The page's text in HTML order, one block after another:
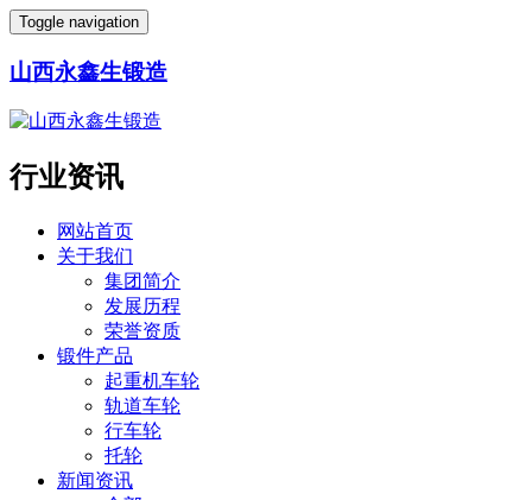
Toggle navigation
山西永鑫生锻造
行业资讯
网站首页
关于我们
集团简介
发展历程
荣誉资质
锻件产品
起重机车轮
轨道车轮
行车轮
托轮
新闻资讯